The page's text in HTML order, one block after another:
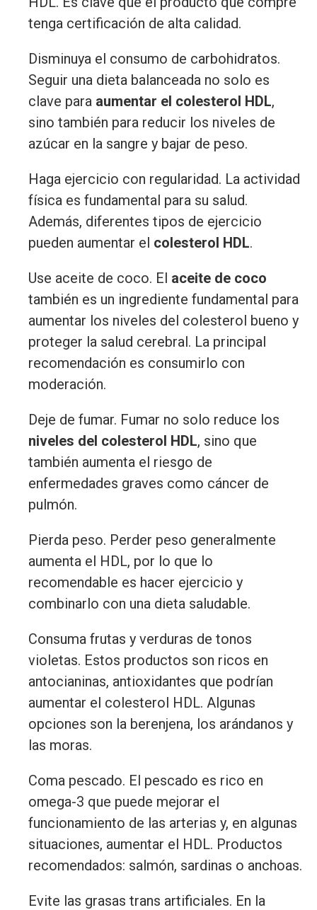
tenga certificación de alta calidad.
Disminuya el consumo de carbohidratos.
Seguir una dieta balanceada no solo es
clave para aumentar el colesterol HDL,
sino también para reducir los niveles de
azúcar en la sangre y bajar de peso.
Haga ejercicio con regularidad. La actividad
física es fundamental para su salud.
Además, diferentes tipos de ejercicio
pueden aumentar el colesterol HDL.
Use aceite de coco. El aceite de coco
también es un ingrediente fundamental para
aumentar los niveles del colesterol bueno y
proteger la salud cerebral. La principal
recomendación es consumirlo con
moderación.
Deje de fumar. Fumar no solo reduce los
niveles del colesterol HDL, sino que
también aumenta el riesgo de
enfermedades graves como cáncer de
pulmón.
Pierda peso. Perder peso generalmente
aumenta el HDL, por lo que lo
recomendable es hacer ejercicio y
combinarlo con una dieta saludable.
Consuma frutas y verduras de tonos
violetas. Estos productos son ricos en
antocianinas, antioxidantes que podrían
aumentar el colesterol HDL. Algunas
opciones son la berenjena, los arándanos y
las moras.
Coma pescado. El pescado es rico en
omega-3 que puede mejorar el
funcionamiento de las arterias y, en algunas
situaciones, aumentar el HDL. Productos
recomendados: salmón, sardinas o anchoas.
Evite las grasas trans artificiales. En la